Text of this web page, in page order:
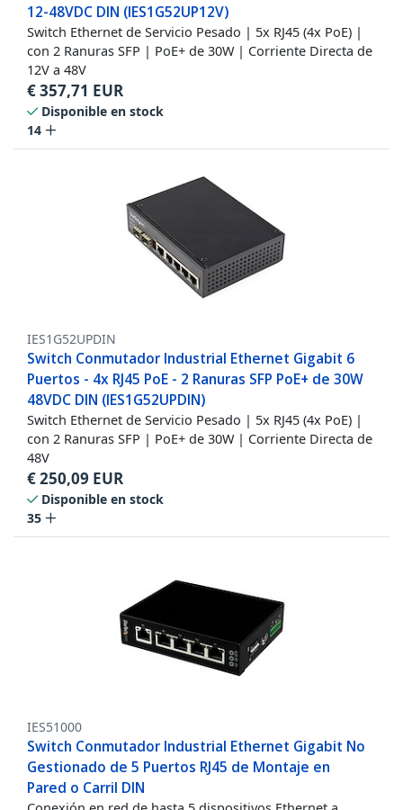
12-48VDC DIN (IES1G52UP12V)
Switch Ethernet de Servicio Pesado | 5x RJ45 (4x PoE) |
con 2 Ranuras SFP | PoE+ de 30W | Corriente Directa de
12V a 48V
€357,71 EUR
Disponible en stock
14
IES1G52UPDIN
Switch Conmutador Industrial Ethernet Gigabit 6
Puertos - 4x RJ45 PoE - 2 Ranuras SFP PoE+ de 30W
48VDC DIN (IES1G52UPDIN)
Switch Ethernet de Servicio Pesado | 5x RJ45 (4x PoE) |
con 2 Ranuras SFP | PoE+ de 30W | Corriente Directa de
48V
€250,09 EUR
Disponible en stock
35
IES51000
Switch Conmutador Industrial Ethernet Gigabit No
Gestionado de 5 Puertos RJ45 de Montaje en
Pared o Carril DIN